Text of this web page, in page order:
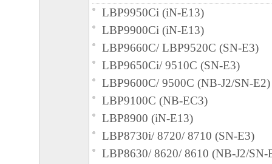
おいて表示すること、アクセスすること、
ることのいずれも含むものとします。）す
的権利をお客様に対して許諾します。お客
定機器」にネットワークを通じて接続され
上で、かかるコンピュータの使用者に対し
ェア」を使用させることができますが、か
タの使用者に本契約書上の義務および条件
ともに、その履行に関し全責任を負うこと
LBP9950Ci (iN-E13)
LBP9900Ci (iN-E13)
LBP9660C/ LBP9520C (SN-E3)
LBP9650Ci/ 9510C (SN-E3)
LBP9600C/ 9500C (NB-J2/SN-E2)
LBP9100C (NB-EC3)
LBP8900 (iN-E13)
LBP8730i/ 8720/ 8710 (SN-E3)
LBP8630/ 8620/ 8610 (NB-J2/SN-